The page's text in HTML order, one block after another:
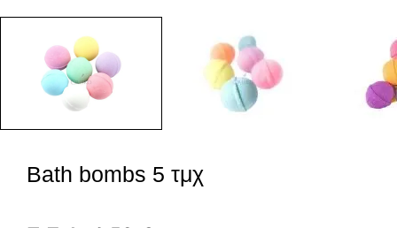
Bath bombs 5 τμχ